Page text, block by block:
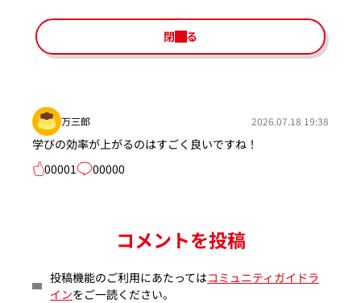
閉じる
万三郎 2026.07.18 19:38
学びの効率が上がるのはすごく良いですね！
00001
00000
コメントを投稿
投稿機能のご利用にあたってはコミュニティガイドラ
インをご一読ください。